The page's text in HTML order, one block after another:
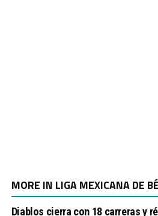
MORE IN LIGA MEXICANA DE
Diablos cierra con 18 carreras y